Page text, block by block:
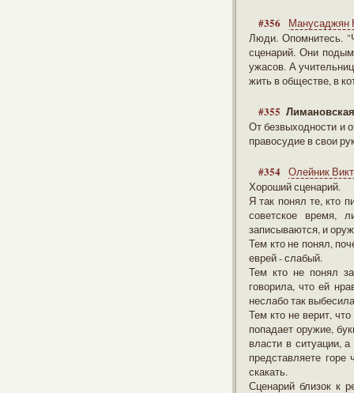
#356
Манусаджян
Люди. Опомнитесь.
сценарий. Они
ужасов. А
жить в обществе, в
#355
От безвыходности и
правосудие в свои
#354 Олейник
Хороший сценарий.
Я так понял те, кто
советское время,
записываются, и
Тем кто не понял,
еврей - слабый.
Тем кто не понял
говорила, что ей
неслабо так
Тем кто не верит,
попадает оружие,
власти в ситуации,
представляете
скакать.
Сценарий близок к